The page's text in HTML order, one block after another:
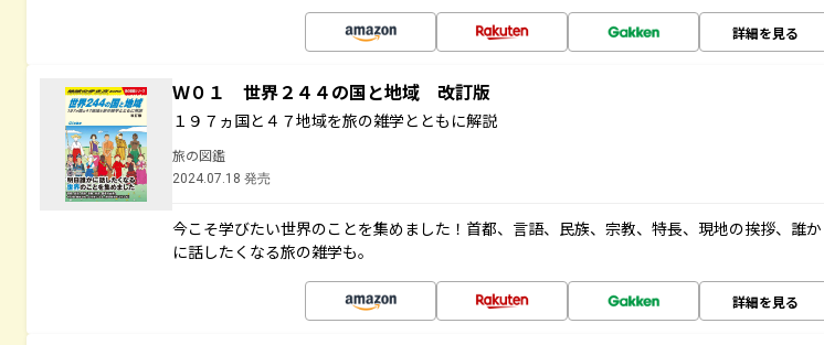
詳細を見る
Ｗ０１ 世界２４４の国と地域 改訂版
１９７ヵ国と４７地域を旅の雑学とともに解説
旅の図鑑
2024.07.18 発売
今こそ学びたい世界のことを集めました！首都、言語、民族、宗教、特長、現地の挨拶、誰か
に話したくなる旅の雑学も。
詳細を見る